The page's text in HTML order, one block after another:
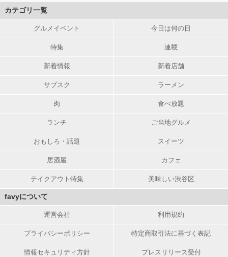
カテゴリ一覧
グルメイベント 今日は何の日
特集 連載
新着情報 新着店舗
サブスク ラーメン
肉 食べ放題
ランチ ご当地グルメ
おもしろ・話題 スイーツ
居酒屋 カフェ
テイクアウト特集 美味しい渋谷区
favyについて
運営会社 利用規約
プライバシーポリシー 特定商取引法に基づく表記
情報セキュリティ方針 プレスリリース受付